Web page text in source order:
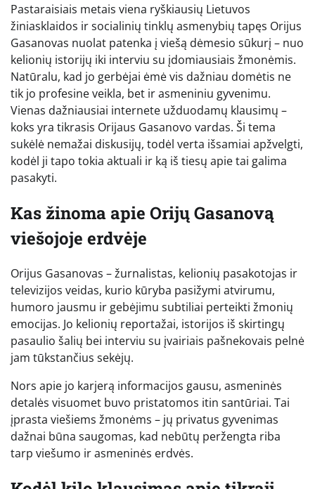
Pastaraisiais metais viena ryškiausių Lietuvos
žiniasklaidos ir socialinių tinklų asmenybių tapęs Orijus
Gasanovas nuolat patenka į viešą dėmesio sūkurį – nuo
kelionių istorijų iki interviu su įdomiausiais žmonėmis.
Natūralu, kad jo gerbėjai ėmė vis dažniau domėtis ne
tik jo profesine veikla, bet ir asmeniniu gyvenimu.
Vienas dažniausiai internete užduodamų klausimų –
koks yra tikrasis Orijaus Gasanovo vardas. Ši tema
sukėlė nemažai diskusijų, todėl verta išsamiai apžvelgti,
kodėl ji tapo tokia aktuali ir ką iš tiesų apie tai galima
pasakyti.
Kas žinoma apie Orijų Gasanovą
viešojoje erdvėje
Orijus Gasanovas – žurnalistas, kelionių pasakotojas ir
televizijos veidas, kurio kūryba pasižymi atvirumu,
humoro jausmu ir gebėjimu subtiliai perteikti žmonių
emocijas. Jo kelionių reportažai, istorijos iš skirtingų
pasaulio šalių bei interviu su įvairiais pašnekovais pelnė
jam tūkstančius sekėjų.
Nors apie jo karjerą informacijos gausu, asmeninės
detalės visuomet buvo pristatomos itin santūriai. Tai
įprasta viešiems žmonėms – jų privatus gyvenimas
dažnai būna saugomas, kad nebūtų peržengta riba
tarp viešumo ir asmeninės erdvės.